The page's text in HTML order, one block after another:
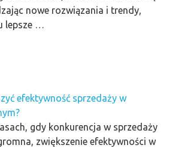
nowe rozwiązania i trendy,
lepsze …
efektywność sprzedaży w
gdy konkurencja w sprzedaży
zwiększenie efektywności w